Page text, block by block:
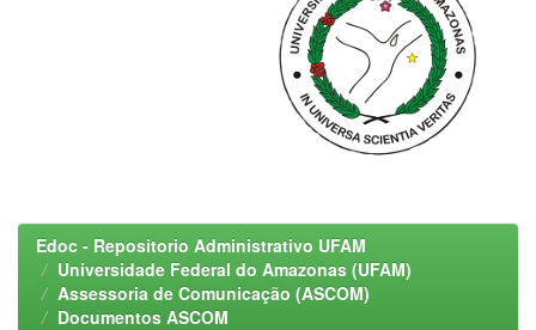
Edoc - Repositorio Administrativo UFAM
Universidade Federal do Amazonas (UFAM)
Assessoria de Comunicação (ASCOM)
Documentos ASCOM